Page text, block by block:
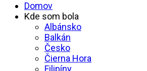
Domov
Kde som bola
Albánsko
Balkán
Česko
Čierna Hora
Filipíny